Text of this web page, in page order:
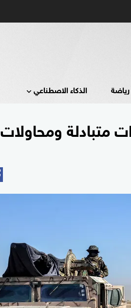
رياضة الذكاء الاصطناعي
متبادلة